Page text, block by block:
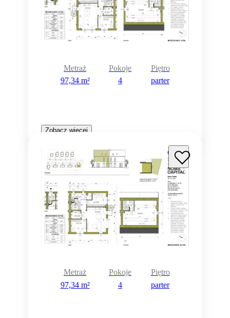
Metraż
97,34 m²
Pokoje
4
Piętro
parter
Zobacz więcej
Metraż
97,34 m²
Pokoje
4
Piętro
parter